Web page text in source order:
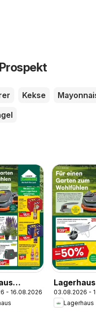
Kekse
- 16.08.2026
Lagerhaus
Wochen
Angebote
03.08.2026 -
Lagerhaus